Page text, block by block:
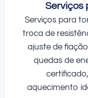
Serviços
Serviços para
troca de
ajuste de
quedas de
aquecimento